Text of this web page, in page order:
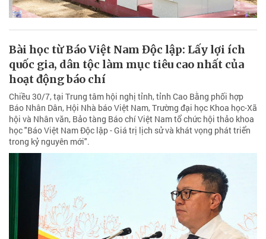
Bài học từ Báo Việt Nam Độc lập: Lấy lợi ích
quốc gia, dân tộc làm mục tiêu cao nhất của
hoạt động báo chí
Chiều 30/7, tại Trung tâm hội nghị tỉnh, tỉnh Cao Bằng phối hợp
Báo Nhân Dân, Hội Nhà báo Việt Nam, Trường đại học Khoa học-Xã
hội và Nhân văn, Bảo tàng Báo chí Việt Nam tổ chức hội thảo khoa
học "Báo Việt Nam Độc lập - Giá trị lịch sử và khát vọng phát triển
trong kỷ nguyên mới".